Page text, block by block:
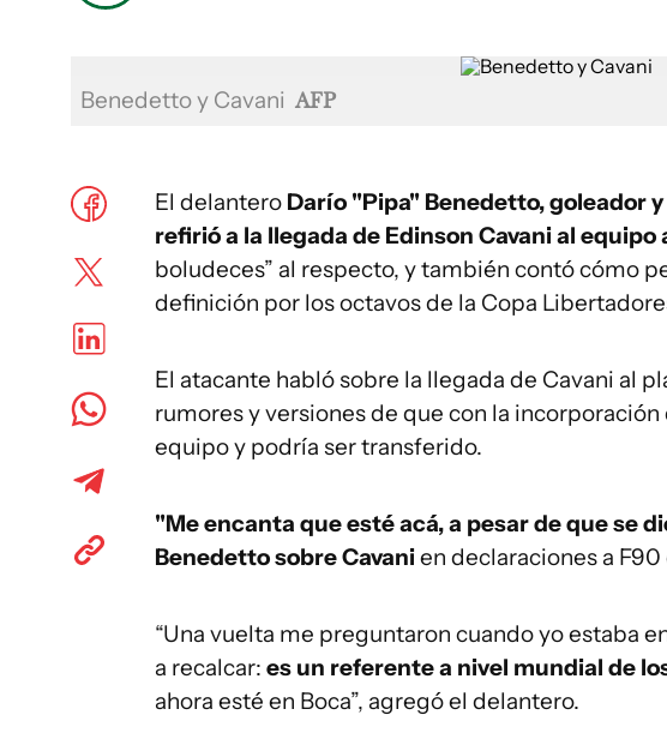
Benedetto y Cavani AFP
El delantero Darío "Pipa" Benedetto, goleador
refirió a la llegada de Edinson Cavani al equipo
boludeces” al respecto, y también contó cómo
definición por los octavos de la Copa
El atacante habló sobre la llegada de Cavani al
rumores y versiones de que con la
equipo y podría ser transferido.
"Me encanta que esté acá, a pesar de que se
Benedetto sobre Cavani en declaraciones a
“Una vuelta me preguntaron cuando yo estaba
a recalcar: es un referente a nivel mundial de
ahora esté en Boca”, agregó el delantero.